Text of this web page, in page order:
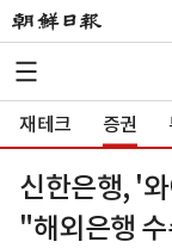
재테크 증권
신한은행, '
"해외은행